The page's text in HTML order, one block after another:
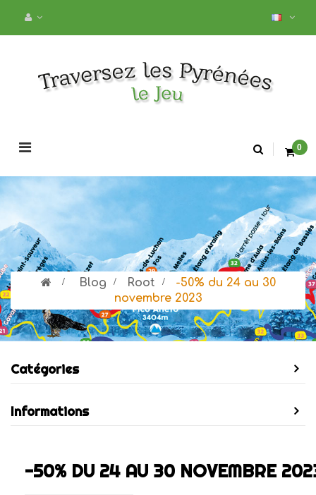
Basculer
navigation
0
> Blog > Root >
-50% du 24 au 30
novembre 2023
Catégories
Informations
-50% DU 24 AU 30 NOVEMBRE